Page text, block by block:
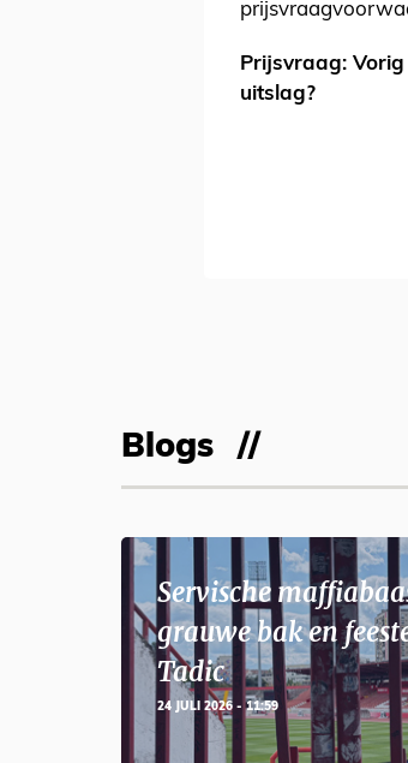
Prijsvraag:
uitslag?
Blogs
Servische
grauwe bak en
Tadic
24 JULI 2026 - 11:59